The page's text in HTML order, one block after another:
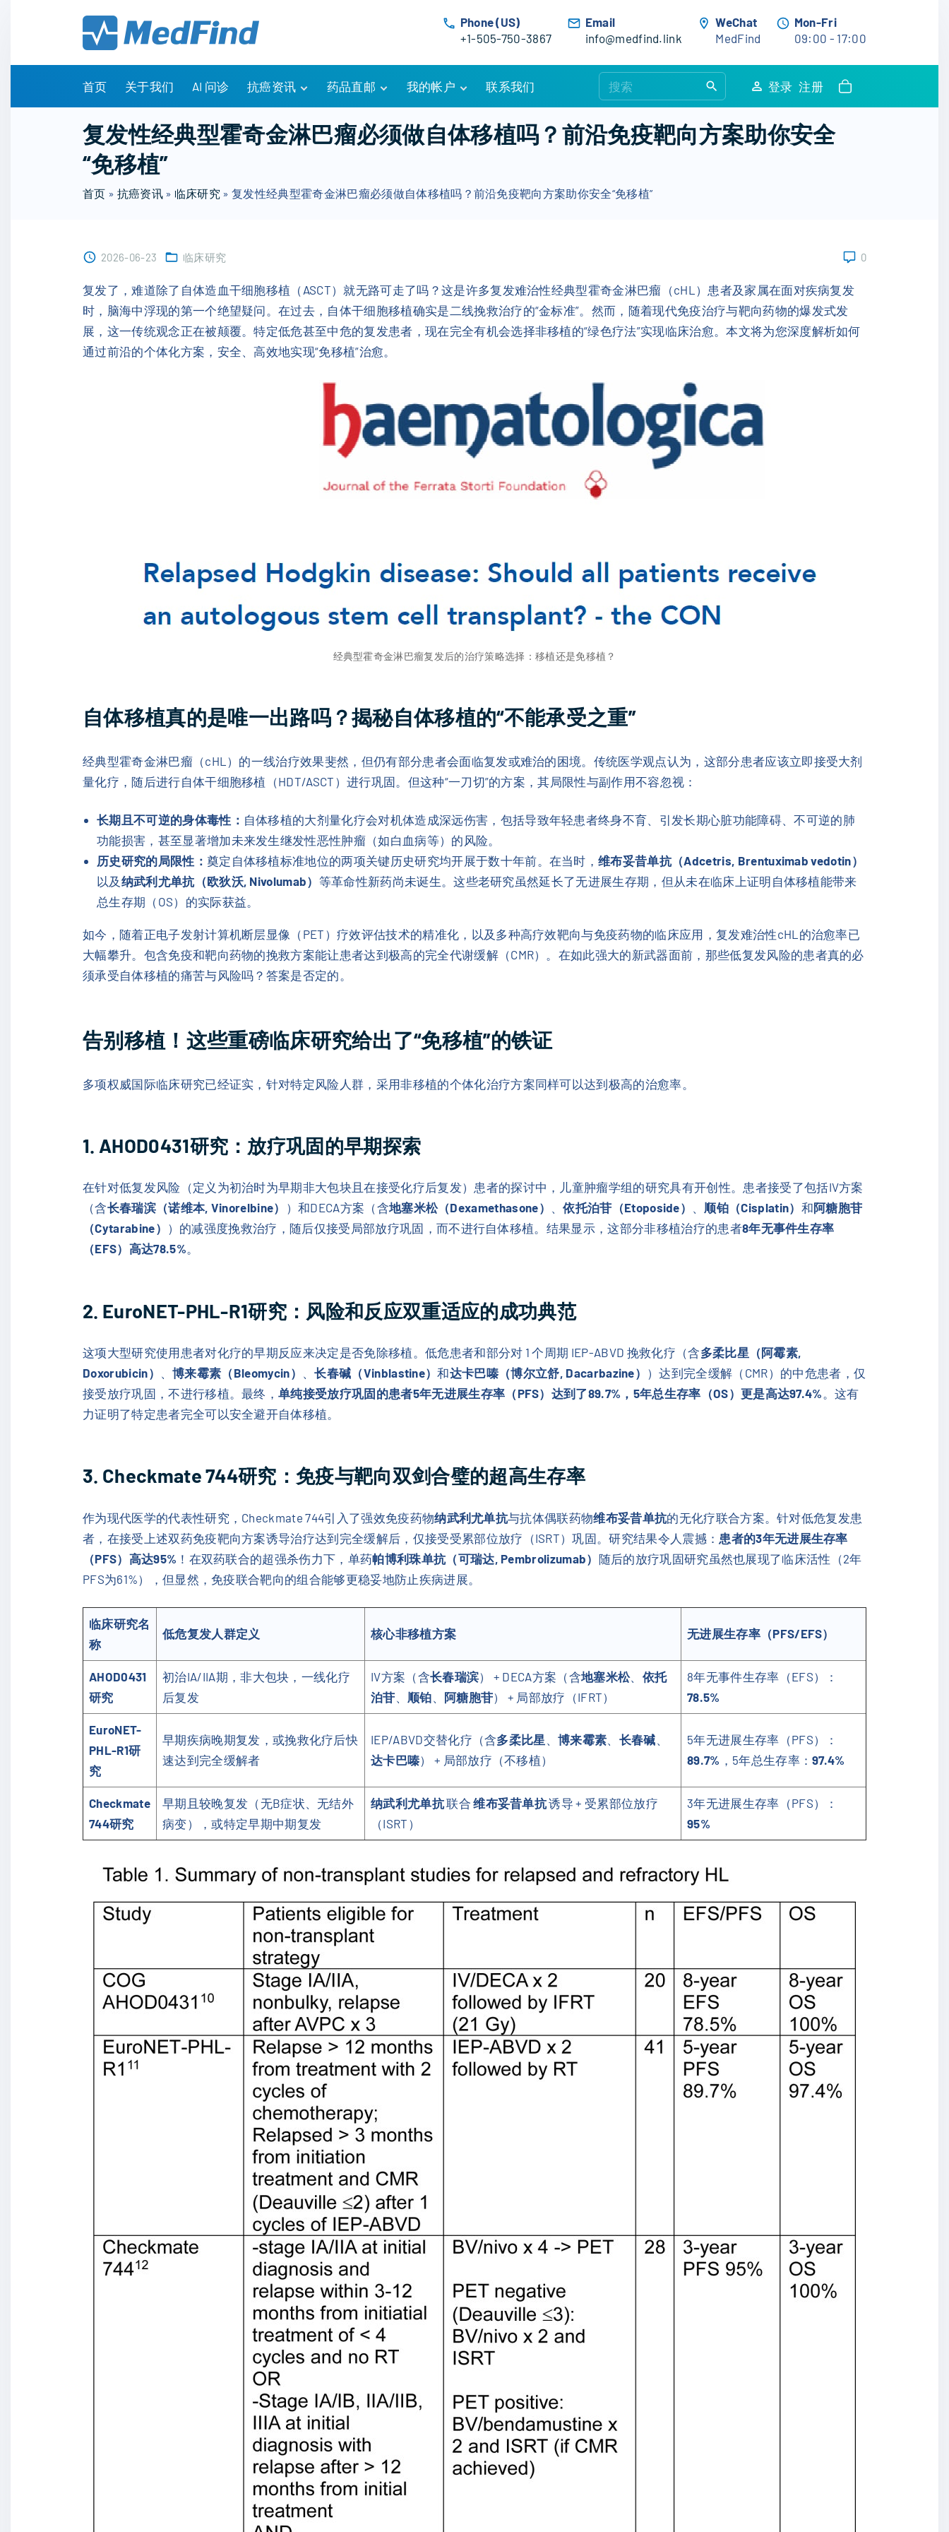
Phone (US)
+1-505-750-3867
Email
info@medfind.link
WeChat
MedFind
Mon-Fri
09:00 - 17:00
首页 关于我们 AI 问诊 抗癌资讯
有问有答
诊疗指南
医改政策
药品直邮
购物车
订单追踪
常见问题
我的帐户
账户详情
我的订单
联系我们
e
a
r
登录 注册
复发性经典型霍奇金淋巴瘤必须做自体移植吗？前沿免疫靶向方案助你安全
“免移植”
首页 » 抗癌资讯» 临床研究 »复发性经典型霍奇金淋巴瘤必须做自体移植吗？前沿免疫靶向方案助你安全“免移植”
2026-06-23 临床研究 0
复发了，难道除了自体造血干细胞移植（ASCT）就无路可走了吗？这是许多复发难治性经典型霍奇金淋巴瘤（cHL）患者及家属在面对疾病复发
时，脑海中浮现的第一个绝望疑问。在过去，自体干细胞移植确实是二线挽救治疗的“金标准”。然而，随着现代免疫治疗与靶向药物的爆发式发
展，这一传统观念正在被颠覆。特定低危甚至中危的复发患者，现在完全有机会选择非移植的“绿色疗法”实现临床治愈。本文将为您深度解析如何
通过前沿的个体化方案，安全、高效地实现“免移植”治愈。
经典型霍奇金淋巴瘤复发后的治疗策略选择：移植还是免移植？
自体移植真的是唯一出路吗？揭秘自体移植的“不能承受之重”
经典型霍奇金淋巴瘤（cHL）的一线治疗效果斐然，但仍有部分患者会面临复发或难治的困境。传统医学观点认为，这部分患者应该立即接受大剂
量化疗，随后进行自体干细胞移植（HDT/ASCT）进行巩固。但这种“一刀切”的方案，其局限性与副作用不容忽视：
长期且不可逆的身体毒性： 自体移植的大剂量化疗会对机体造成深远伤害，包括导致年轻患者终身不育、引发长期心脏功能障碍、不可逆的肺
功能损害，甚至显著增加未来发生继发性恶性肿瘤（如白血病等）的风险。
历史研究的局限性： 奠定自体移植标准地位的两项关键历史研究均开展于数十年前。在当时，维布妥昔单抗（Adcetris, Brentuximab vedotin）
以及 纳武利尤单抗（欧狄沃, Nivolumab） 等革命性新药尚未诞生。这些老研究虽然延长了无进展生存期，但从未在临床上证明自体移植能带来
总生存期（OS）的实际获益。
如今，随着正电子发射计算机断层显像（PET）疗效评估技术的精准化，以及多种高疗效靶向与免疫药物的临床应用，复发难治性cHL的治愈率已
大幅攀升。包含免疫和靶向药物的挽救方案能让患者达到极高的完全代谢缓解（CMR）。在如此强大的新武器面前，那些低复发风险的患者真的必
须承受自体移植的痛苦与风险吗？答案是否定的。
告别移植！这些重磅临床研究给出了“免移植”的铁证
多项权威国际临床研究已经证实，针对特定风险人群，采用非移植的个体化治疗方案同样可以达到极高的治愈率。
1. AHOD0431研究：放疗巩固的早期探索
在针对低复发风险（定义为初治时为早期非大包块且在接受化疗后复发）患者的探讨中，儿童肿瘤学组的研究具有开创性。患者接受了包括IV方案
（含长春瑞滨（诺维本, Vinorelbine） ）和DECA方案（含地塞米松（Dexamethasone） 、依托泊苷（Etoposide） 、 顺铂（Cisplatin） 和阿糖胞苷
（Cytarabine） ）的减强度挽救治疗，随后仅接受局部放疗巩固，而不进行自体移植。结果显示，这部分非移植治疗的患者8年无事件生存率
（EFS）高达78.5%。
2. EuroNET-PHL-R1研究：风险和反应双重适应的成功典范
这项大型研究使用患者对化疗的早期反应来决定是否免除移植。低危患者和部分对 1 个周期 IEP-ABVD 挽救化疗（含多柔比星（阿霉素,
Doxorubicin） 、博来霉素（Bleomycin） 、长春碱（Vinblastine）和达卡巴嗪（博尔立舒, Dacarbazine） ）达到完全缓解（CMR）的中危患者，仅
接受放疗巩固，不进行移植。最终，单纯接受放疗巩固的患者5年无进展生存率（PFS）达到了89.7%，5年总生存率（OS）更是高达97.4% 。这有
力证明了特定患者完全可以安全避开自体移植。
3. Checkmate 744研究：免疫与靶向双剑合璧的超高生存率
作为现代医学的代表性研究，Checkmate 744引入了强效免疫药物纳武利尤单抗与抗体偶联药物维布妥昔单抗的无化疗联合方案。针对低危复发患
者，在接受上述双药免疫靶向方案诱导治疗达到完全缓解后，仅接受受累部位放疗（ISRT）巩固。研究结果令人震撼： 患者的3年无进展生存率
（PFS）高达95% ！在双药联合的超强杀伤力下，单药帕博利珠单抗（可瑞达, Pembrolizumab） 随后的放疗巩固研究虽然也展现了临床活性（2年
PFS为61%），但显然，免疫联合靶向的组合能够更稳妥地防止疾病进展。
临床研究名
称
低危复发人群定义 核心非移植方案 无进展生存率（PFS/EFS）
AHOD0431
研究
初治IA/IIA期，非大包块，一线化疗
后复发
IV方案（含长春瑞滨） + DECA方案（含地塞米松、 依托
泊苷、 顺铂、 阿糖胞苷） + 局部放疗（IFRT）
8年无事件生存率（EFS）：
78.5%
EuroNET-
PHL-R1研
究
早期疾病晚期复发，或挽救化疗后快
速达到完全缓解者
IEP/ABVD交替化疗（含多柔比星 、博来霉素、 长春碱、
达卡巴嗪） + 局部放疗（不移植）
5年无进展生存率（PFS）：
89.7% ，5年总生存率：97.4%
Checkmate
744研究
早期且较晚复发（无B症状、无结外
病变），或特定早期中期复发
纳武利尤单抗联合维布妥昔单抗诱导 + 受累部位放疗
（ISRT）
3年无进展生存率（PFS）：
95%